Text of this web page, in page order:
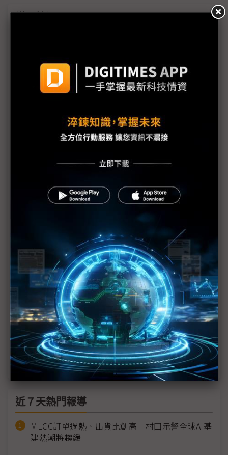
AI也會被騙？ 趨勢科技拆解Grandma prompt風險
群聯拉攏策略夥伴全面布局 AI照護機器人2026問世
（AI EXPO）微軟強調AI普惠、AI代理 卞志祥：最
好的時代尚未開始
AWS力挺AI EXPO 雲端算力彈性、低軌衛星大計受
第四屆AI EXPO登場 台美專家齊聚、解析台灣AI發
展關鍵
從資料中心到AI手機 慧榮全系列方案亮相AI EXPO
網創：小模型分流算力需求 AI尚難取代人類工程師
AI導致學寫程式無用？ 吳恩達持反對意見
倒數7天！年度AI盛會搶先直擊 趨勢科技以AI驅動資
安防護 助企業主動管理預測風險
近７天熱門報導
MLCC訂單過熱、出貨比創高 村田示警全球AI基
建熱潮將趨緩